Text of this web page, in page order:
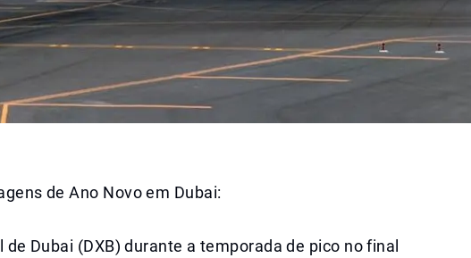
de Ano Novo em Dubai:
Dubai (DXB) durante a temporada de pico no final